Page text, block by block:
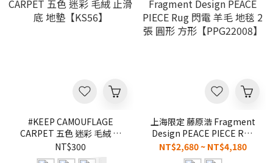
#KEEP CAMOUFLAGE
CARPET 五色 迷彩 毛絨 止
滑底 地墊【KS56】
NT$300
上海限定 藤原浩 Fragment
Design PEACE PIECE Rug
閃電 羊毛 地毯 2張 圓形 方形
【PPG22008】
NT$2,680 ~ NT$4,180